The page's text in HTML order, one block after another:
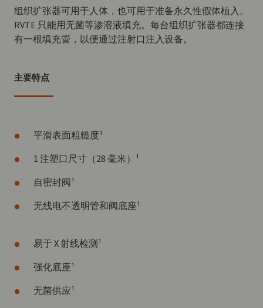
组织扩张器可用于人体，也可用于准备永久性假体植入。
RVTE 只能用无菌等渗溶液填充。每台组织扩张器都连接
有一根填充管，以便通过注射口注入设备。
主要特点
平滑表面粗糙度¹
1 注塑口尺寸（28 毫米）¹
自密封阀¹
无线电不透明管和阀底座¹
易于 X 射线检测¹
强化底座¹
无菌供应¹